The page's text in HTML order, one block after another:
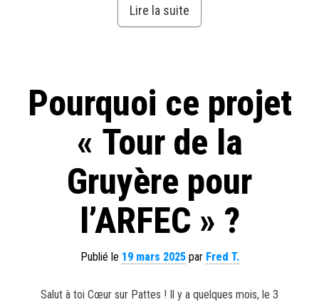
Lire la suite
Pourquoi ce projet
« Tour de la
Gruyère pour
l’ARFEC » ?
Publié le 19 mars 2025par Fred T.
Salut à toi Cœur sur Pattes ! Il y a quelques mois, le 3